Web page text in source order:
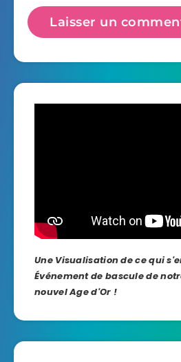
Une Visualisation de ce qui
Événement de bascule de
nouvel Age d'Or !